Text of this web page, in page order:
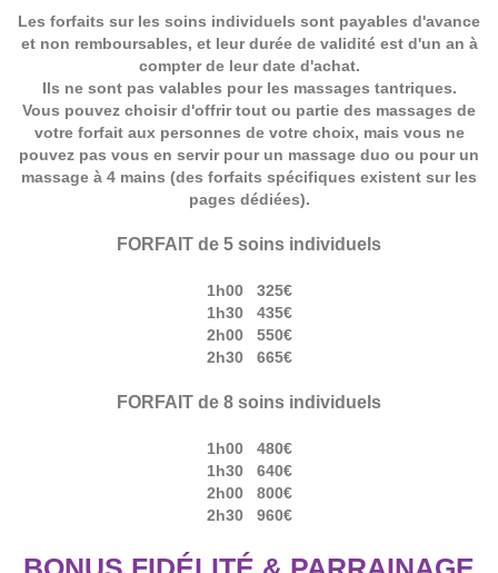
Les forfaits sur les soins individuels sont payables d'avance
et non remboursables, et leur durée de validité est d'un an à
compter de leur date d'achat.
Ils ne sont pas valables pour les massages tantriques.
Vous pouvez choisir d'offrir tout ou partie des massages de
votre forfait aux personnes de votre choix, mais vous ne
pouvez pas vous en servir pour un massage duo ou pour un
massage à 4 mains (des forfaits spécifiques existent sur les
pages dédiées).
FORFAIT de 5 soins individuels
1h00 325€
1h30 435€
2h00 550€
2h30 665€
FORFAIT de 8 soins individuels
1h00 480€
1h30 640€
2h00 800€
2h30 960€